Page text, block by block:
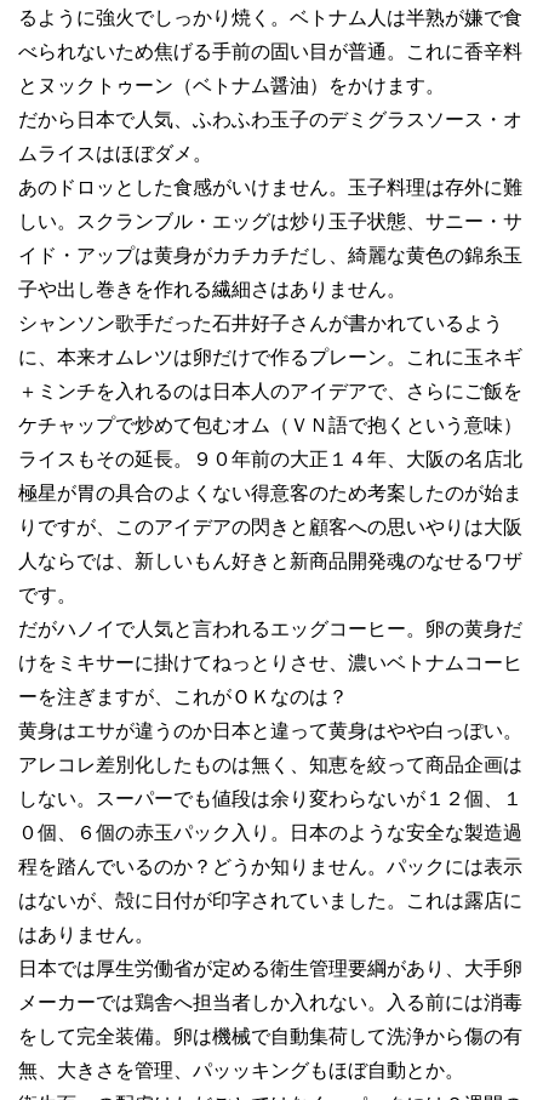
るように強火でしっかり焼く。ベトナム人は半熟が嫌で食
べられないため焦げる手前の固い目が普通。これに香辛料
とヌックトゥーン（ベトナム醤油）をかけます。
だから日本で人気、ふわふわ玉子のデミグラスソース・オ
ムライスはほぼダメ。
あのドロッとした食感がいけません。玉子料理は存外に難
しい。スクランブル・エッグは炒り玉子状態、サニー・サ
イド・アップは黄身がカチカチだし、綺麗な黄色の錦糸玉
子や出し巻きを作れる繊細さはありません。
シャンソン歌手だった石井好子さんが書かれているよう
に、本来オムレツは卵だけで作るプレーン。これに玉ネギ
＋ミンチを入れるのは日本人のアイデアで、さらにご飯を
ケチャップで炒めて包むオム（ＶＮ語で抱くという意味）
ライスもその延長。９０年前の大正１４年、大阪の名店北
極星が胃の具合のよくない得意客のため考案したのが始ま
りですが、このアイデアの閃きと顧客への思いやりは大阪
人ならでは、新しいもん好きと新商品開発魂のなせるワザ
です。
だがハノイで人気と言われるエッグコーヒー。卵の黄身だ
けをミキサーに掛けてねっとりさせ、濃いベトナムコーヒ
ーを注ぎますが、これがＯＫなのは？
黄身はエサが違うのか日本と違って黄身はやや白っぽい。
アレコレ差別化したものは無く、知恵を絞って商品企画は
しない。スーパーでも値段は余り変わらないが１２個、１
０個、６個の赤玉パック入り。日本のような安全な製造過
程を踏んでいるのか？どうか知りません。パックには表示
はないが、殻に日付が印字されていました。これは露店に
はありません。
日本では厚生労働省が定める衛生管理要綱があり、大手卵
メーカーでは鶏舎へ担当者しか入れない。入る前には消毒
をして完全装備。卵は機械で自動集荷して洗浄から傷の有
無、大きさを管理、パッッキングもほぼ自動とか。